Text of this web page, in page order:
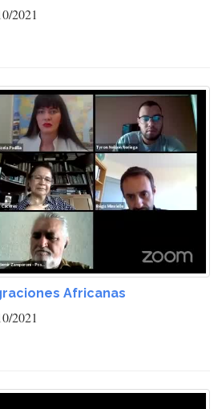
2021
Africanas
2021